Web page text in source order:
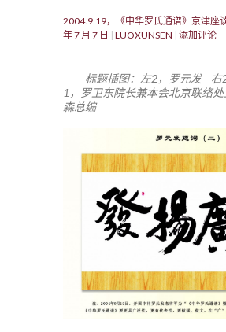
2004.9.19，《中华罗氏通谱》京津座
年 7 月 7 日
LUOXUNSEN 添加评论
标题插图：左2，罗元发
1，罗卫东院长兼本会北京联络
森总编